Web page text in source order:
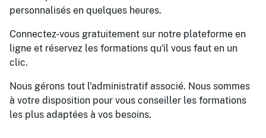
personnalisés en quelques heures.
Connectez-vous gratuitement sur notre plateforme en
ligne et réservez les formations qu'il vous faut en un
clic.
Nous gérons tout l'administratif associé. Nous sommes
à votre disposition pour vous conseiller les formations
les plus adaptées à vos besoins.